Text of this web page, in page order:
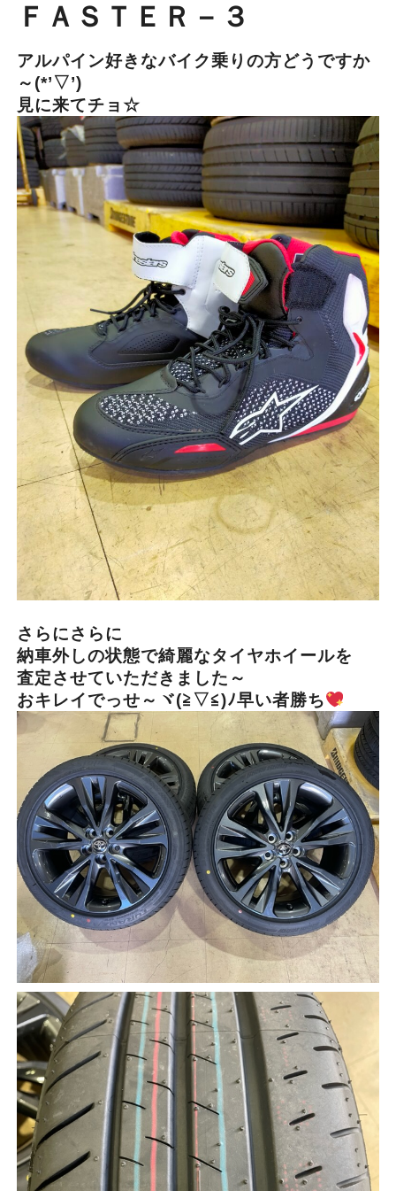
ＦＡＳＴＥＲ－３
アルパイン好きなバイク乗りの方どうですか
～(*’▽’)
見に来てチョ☆
さらにさらに
納車外しの状態で綺麗なタイヤホイールを
査定させていただきました～
おキレイでっせ～ヾ(≧▽≦)ﾉ早い者勝ち